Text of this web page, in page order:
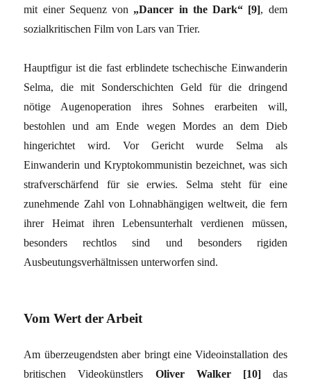
mit einer Sequenz von „Dancer in the Dark“ [9], dem
sozialkritischen Film von Lars van Trier.
Hauptfigur ist die fast erblindete tschechische Einwanderin
Selma, die mit Sonderschichten Geld für die dringend
nötige Augenoperation ihres Sohnes erarbeiten will,
bestohlen und am Ende wegen Mordes an dem Dieb
hingerichtet wird. Vor Gericht wurde Selma als
Einwanderin und Kryptokommunistin bezeichnet, was sich
strafverschärfend für sie erwies. Selma steht für eine
zunehmende Zahl von Lohnabhängigen weltweit, die fern
ihrer Heimat ihren Lebensunterhalt verdienen müssen,
besonders rechtlos sind und besonders rigiden
Ausbeutungsverhältnissen unterworfen sind.
Vom Wert der Arbeit
Am überzeugendsten aber bringt eine Videoinstallation des
britischen Videokünstlers Oliver Walker [10]das